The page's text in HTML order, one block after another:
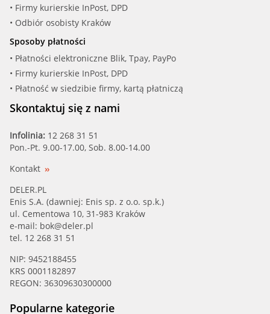
• Firmy kurierskie InPost, DPD
• Odbiór osobisty Kraków
Sposoby płatności
• Płatności elektroniczne Blik, Tpay, PayPo
• Firmy kurierskie InPost, DPD
• Płatność w siedzibie firmy, kartą płatniczą
Skontaktuj się z nami
Infolinia: 12 268 31 51
Pon.-Pt. 9.00-17.00, Sob. 8.00-14.00
Kontakt
DELER.PL
Enis S.A. (dawniej: Enis sp. z o.o. sp.k.)
ul. Cementowa 10, 31-983 Kraków
e-mail: bok@deler.pl
tel. 12 268 31 51
NIP: 9452188455
KRS 0001182897
REGON: 36309630300000
Popularne kategorie